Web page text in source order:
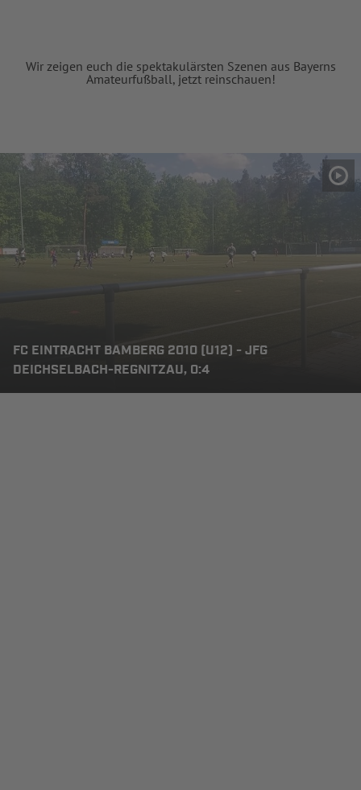
Wir zeigen euch die spektakulärsten Szenen aus Bayerns
Amateurfußball, jetzt reinschauen!
FC EINTRACHT BAMBERG 2010 (U12) - JFG
DEICHSELBACH-REGNITZAU, 0:4